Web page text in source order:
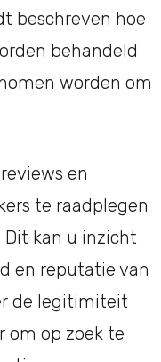
beschreven hoe
behandeld
worden om
en
te raadplegen
kan u inzicht
en reputatie van
de legitimiteit
om op zoek te